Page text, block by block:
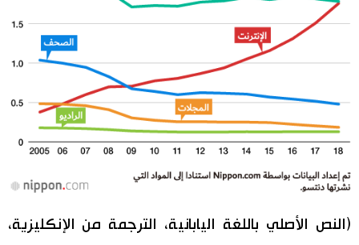
(النص الأصلي باللغة اليابانية، الترجمة من الإنكليزية،